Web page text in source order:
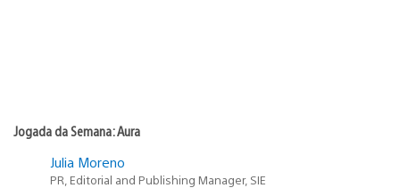
Jogada da Semana: Aura
Julia Moreno
PR, Editorial and Publishing Manager, SIE